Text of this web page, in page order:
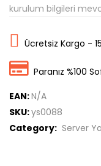
kurulum bilgileri
Ücretsiz Kargo -
Paranız %100
EAN:N/A
SKU:ys0088
Category: Server